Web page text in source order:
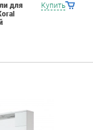
Купить
для